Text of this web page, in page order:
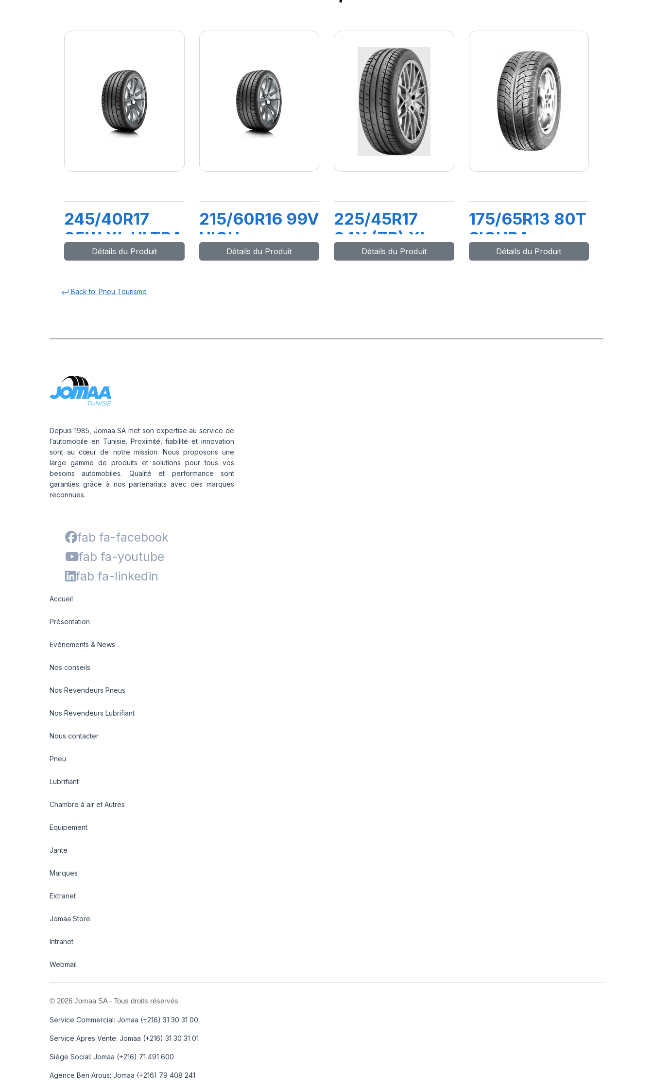
245/40R17
95W XL ULTRA
HIGHDétails du Produit
215/60R16 99V
HIGH
PERFORMANCE
Détails du Produit
225/45R17
94Y (ZR) XL
ULTRA HIGH
Détails du Produit
175/65R13 80T
SIGURA
Détails du Produit
Back to: Pneu Tourisme
Depuis 1985, Jomaa SA met son expertise au service de
l’automobile en Tunisie. Proximité, fiabilité et innovation
sont au cœur de notre mission. Nous proposons une
large gamme de produits et solutions pour tous vos
besoins automobiles. Qualité et performance sont
garanties grâce à nos partenariats avec des marques
reconnues.
fab fa-facebook
fab fa-youtube
fab fa-linkedin
Accueil
Présentation
Evénements & News
Nos conseils
Nos Revendeurs Pneus
Nos Revendeurs Lubrifiant
Nous contacter
Pneu
Lubrifiant
Chambre à air et Autres
Equipement
Jante
Marques
Extranet
Jomaa Store
Intranet
Webmail
© 2026 Jomaa SA - Tous droits réservés
Service Commercial: Jomaa (+216) 31 30 31 00
Service Apres Vente: Jomaa (+216) 31 30 31 01
Siège Social: Jomaa (+216) 71 491 600
Agence Ben Arous: Jomaa (+216) 79 408 241